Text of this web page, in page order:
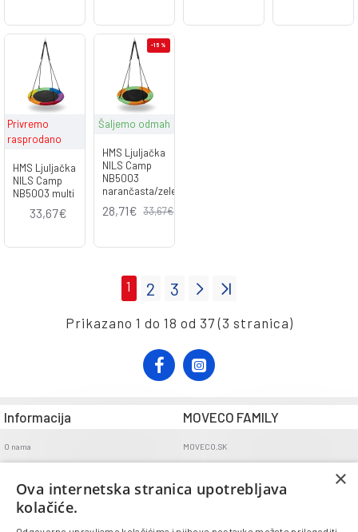
Privremo
rasprodano
HMS Ljuljačka
NILS Camp
NB5003 multi
33,67€
-15 %
Šaljemo odmah
HMS Ljuljačka
NILS Camp
NB5003
narančasta/zelena
28,71€ 33,67€
1 2 3
Prikazano 1 do 18 od 37 (3 stranica)
Informacija
O nama
Uvjeti dostave
Politika povrata
MOVECO FAMILY
MOVECO.SK
×
Ova internetska stranica upotrebljava
kolačiće.